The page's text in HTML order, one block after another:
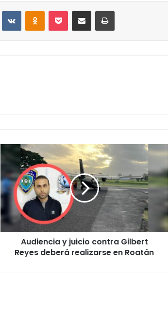
VKontakteOdnoklassniki
Pocket compartit via email Print
Audiencia
contra
Gilbert
Reyes
deberá
realizarse
en
Audiencia y juicio contra Gilbert
Reyes deberá realizarse en Roatán